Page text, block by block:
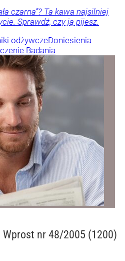
czarna”? Ta kawa najsilniej
Sprawdź, czy ją pijesz.
odżywczeDoniesienia
Badania
nr 48/2005 (1200)